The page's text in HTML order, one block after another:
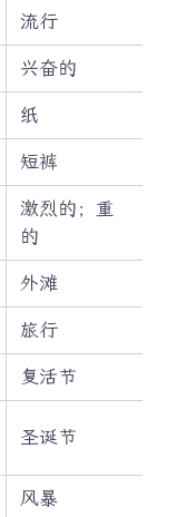
流行
兴奋的
纸
短裤
激烈的；重
的
外滩
旅行
复活节
圣诞节
风暴